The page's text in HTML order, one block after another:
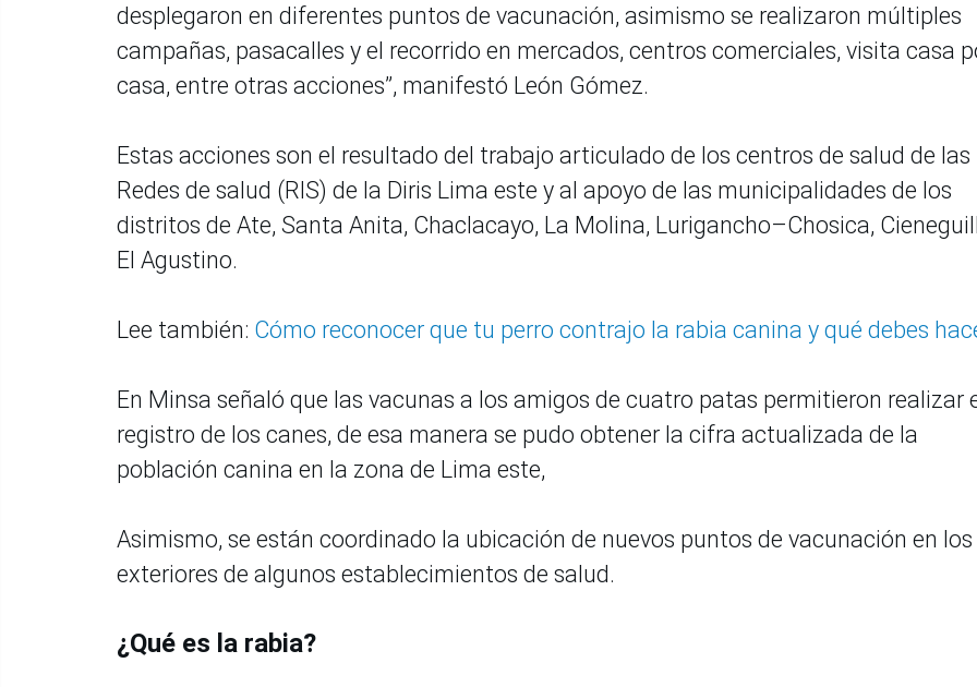
desplegaron en diferentes puntos de vacunación, asimismo se realizaron múltiples
campañas, pasacalles y el recorrido en mercados, centros comerciales, visita casa
casa, entre otras acciones”, manifestó León Gómez.
Estas acciones son el resultado del trabajo articulado de los centros de salud de las
Redes de salud (RIS) de la Diris Lima este y al apoyo de las municipalidades de los
distritos de Ate, Santa Anita, Chaclacayo, La Molina, Lurigancho–Chosica,
El Agustino.
Lee también: Cómo reconocer que tu perro contrajo la rabia canina y qué debes
En Minsa señaló que las vacunas a los amigos de cuatro patas permitieron realizar
registro de los canes, de esa manera se pudo obtener la cifra actualizada de la
población canina en la zona de Lima este,
Asimismo, se están coordinado la ubicación de nuevos puntos de vacunación en los
exteriores de algunos establecimientos de salud.
¿Qué es la rabia?